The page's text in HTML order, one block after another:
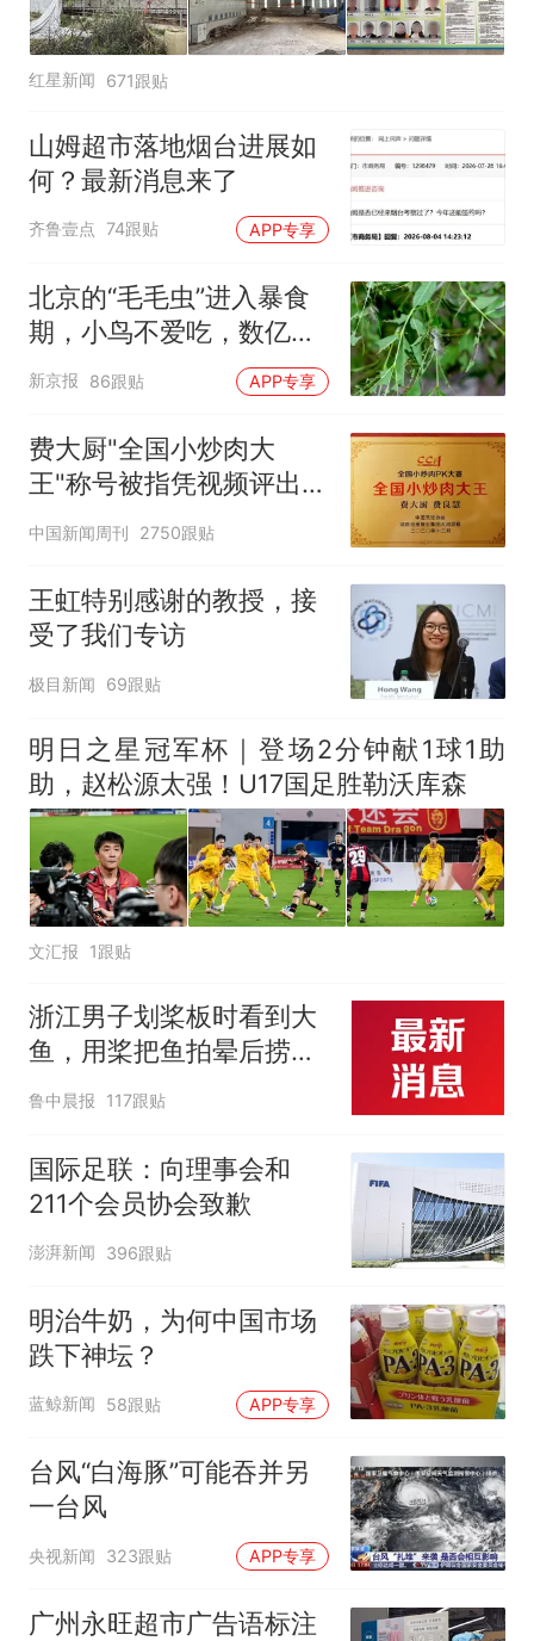
红星新闻 671跟贴
山姆超市落地烟台进展如
何？最新消息来了
齐鲁壹点 74跟贴 APP专享
北京的“毛毛虫”进入暴食
期，小鸟不爱吃，数亿头
小蜂迎战
新京报 86跟贴 APP专享
费大厨"全国小炒肉大
王"称号被指凭视频评出
官方回应
中国新闻周刊 2750跟贴
王虹特别感谢的教授，接
受了我们专访
极目新闻 69跟贴
明日之星冠军杯｜登场2分钟献1球1助
助，赵松源太强！U17国足胜勒沃库森
文汇报 1跟贴
浙江男子划桨板时看到大
鱼，用桨把鱼拍晕后捞
起；当事人：鱼重7斤6
味道很好
鲁中晨报 117跟贴
国际足联：向理事会和
211个会员协会致歉
澎湃新闻 396跟贴
明治牛奶，为何中国市场
跌下神坛？
蓝鲸新闻 58跟贴 APP专享
台风“白海豚”可能吞并另
一台风
央视新闻 323跟贴 APP专享
广州永旺超市广告语标注